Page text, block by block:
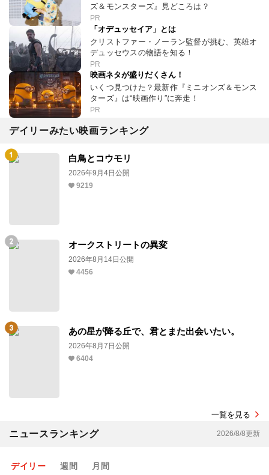
ズ＆モンスターズ』見どころは？
PR
「オデュッセイア」とは
クリストファー・ノーラン監督が挑む、英雄オ
デュッセウスの物語を知る！
PR
映画ネタが盛りだくさん！
いくつ見つけた？最新作『ミニオンズ＆モンス
ターズ』は“映画作り”に奔走！
PR
デイリーみたい映画ランキング
白鳥とコウモリ
2026年9月4日公開
9219
オークストリートの異変
2026年8月14日公開
4456
あの星が降る丘で、君とまた出会いたい。
2026年8月7日公開
6404
一覧を見る
ニュースランキング 2026/8/8更新
デイリー 週間 月間